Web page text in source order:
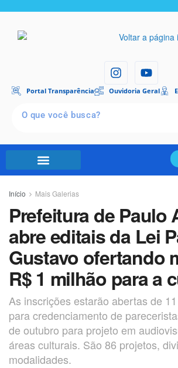
Portal Transparência Ouvidoria Geral
Início Mais Galerias
Prefeitura de Paulo
abre editais da Lei
Gustavo ofertando
R$ 1 milhão para a
As inscrições estarão abertas de
para credenciamento de
de outubro para projeto em
áreas culturais. São 86 projetos,
modalidades.